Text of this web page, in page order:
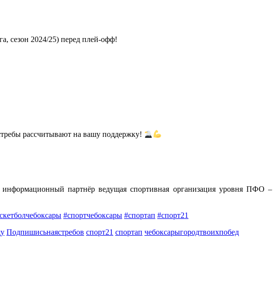
сезон 2024/25) перед плей-офф!
рассчитывают на вашу поддержку!
партнёр ведущая спортивная организация уровня ПФО –
#спортчебоксары #спортап #спорт21
Подпишисьнаястребов спорт21 спортап чебоксарыгородтвоихпобед